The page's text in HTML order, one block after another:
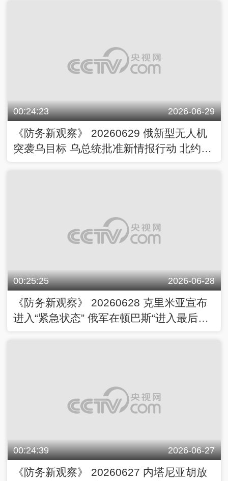
00:24:23 2026-06-29
《防务新观察》 20260629 俄新型无人机
突袭乌目标 乌总统批准新情报行动 北约欲
00:25:25 2026-06-28
《防务新观察》 20260628 克里米亚宣布
进入“紧急状态” 俄军在顿巴斯“进入最后冲
00:24:39 2026-06-27
《防务新观察》 20260627 内塔尼亚胡放